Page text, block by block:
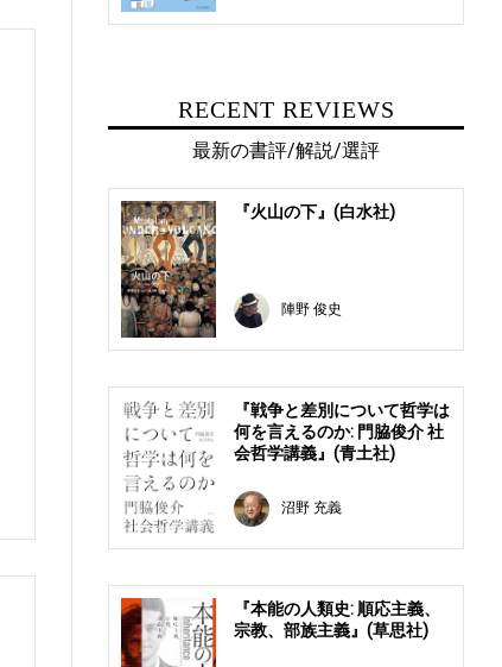
RECENT REVIEWS
最新の書評/解説/選評
『火山の下』(白水社)
陣野 俊史
『戦争と差別について哲学は
何を言えるのか: 門脇俊介 社
会哲学講義』(青土社)
沼野 充義
『本能の人類史: 順応主義、
宗教、部族主義』(草思社)